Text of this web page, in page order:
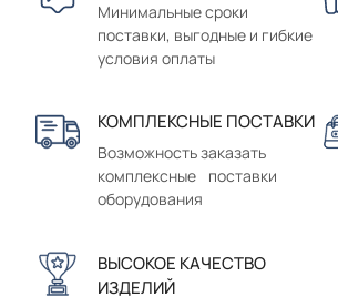
Минимальные сроки
поставки, выгодные и гибкие
условия оплаты
КОМПЛЕКСНЫЕ ПОСТАВКИ
Возможность заказать
комплексные поставки
оборудования
ВЫСОКОЕ КАЧЕСТВО
ИЗДЕЛИЙ